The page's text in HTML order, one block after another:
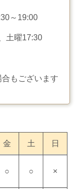
～19:00
土曜17:30
もございます
金 土 日
○ ○ ×